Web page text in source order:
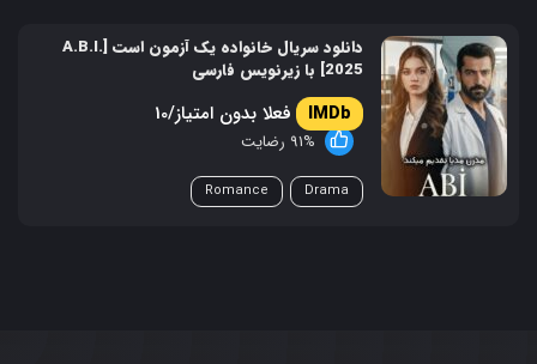
دانلود سریال خانواده یک آزمون است [A.B.I.
2025] با زیرنویس فارسی
فعلا بدون امتیاز/10
91% رضایت
Drama
Romance